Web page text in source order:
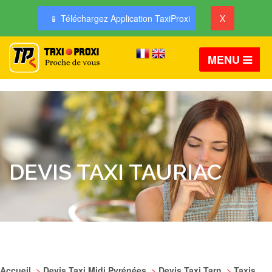
📱 Téléchargez Application TaxiProxi X
MENU
DEVIS TAXI TAURIAC